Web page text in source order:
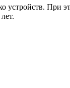
устройств. При